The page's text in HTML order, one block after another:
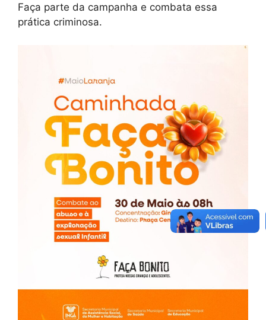
Faça parte da campanha e combata essa
prática criminosa.